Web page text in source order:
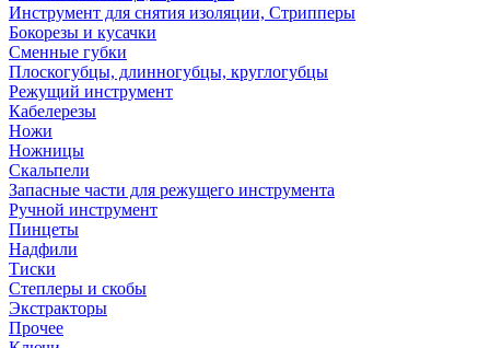
Инструмент для снятия изоляции, Стрипперы
Бокорезы и кусачки
Сменные губки
Плоскогубцы, длинногубцы, круглогубцы
Режущий инструмент
Кабелерезы
Ножи
Ножницы
Скальпели
Запасные части для режущего инструмента
Ручной инструмент
Пинцеты
Надфили
Тиски
Степлеры и скобы
Экстракторы
Прочее